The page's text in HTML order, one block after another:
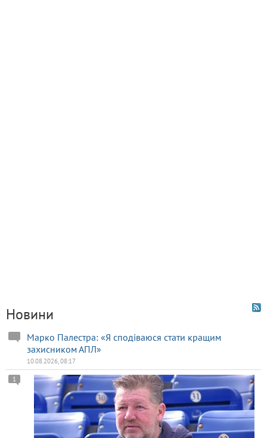
Новини
Марко Палестра: «Я сподіваюся стати кращим
захисником АПЛ»
10.08.2026, 08:17
1